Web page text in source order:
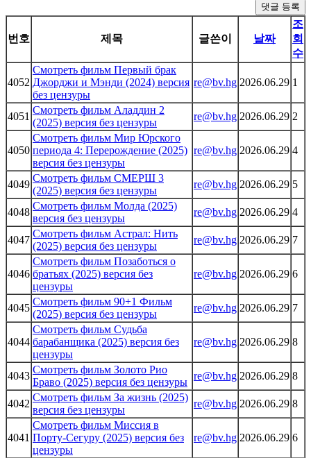
댓글 등록
번호 제목 글쓴이 날짜
조
회
수
4052
Смотреть фильм Первый брак
Джорджи и Мэнди (2024) версия
без цензуры
re@bv.hg 2026.06.29 1
4051
Смотреть фильм Аладдин 2
(2025) версия без цензуры
re@bv.hg 2026.06.29 2
4050
Смотреть фильм Мир Юрского
периода 4: Перерождение (2025)
версия без цензуры
re@bv.hg 2026.06.29 4
4049
Смотреть фильм СМЕРШ 3
(2025) версия без цензуры
re@bv.hg 2026.06.29 5
4048
Смотреть фильм Молда (2025)
версия без цензуры
re@bv.hg 2026.06.29 4
4047
Смотреть фильм Астрал: Нить
(2025) версия без цензуры
re@bv.hg 2026.06.29 7
4046
Смотреть фильм Позаботься о
братьях (2025) версия без
цензуры
re@bv.hg 2026.06.29 6
4045
Смотреть фильм 90+1 Фильм
(2025) версия без цензуры
re@bv.hg 2026.06.29 7
4044
Смотреть фильм Судьба
барабанщика (2025) версия без
цензуры
re@bv.hg 2026.06.29 8
4043
Смотреть фильм Золото Рио
Браво (2025) версия без цензуры
re@bv.hg 2026.06.29 8
4042
Смотреть фильм За жизнь (2025)
версия без цензуры
re@bv.hg 2026.06.29 8
4041
Смотреть фильм Миссия в
Порту-Сегуру (2025) версия без
цензуры
re@bv.hg 2026.06.29 6